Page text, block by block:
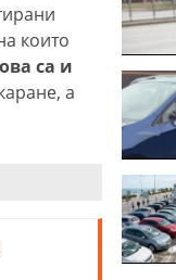
които
са и
а